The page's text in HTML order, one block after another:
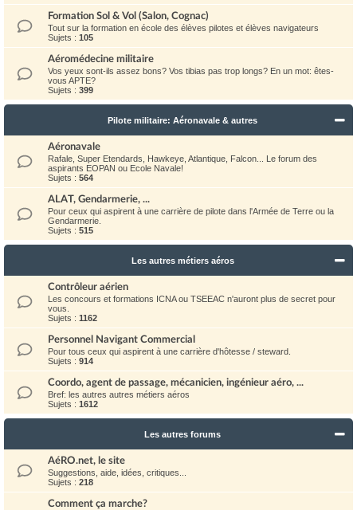
Formation Sol & Vol (Salon, Cognac)
Tout sur la formation en école des élèves pilotes et élèves navigateurs
Sujets : 105
Aéromédecine militaire
Vos yeux sont-ils assez bons? Vos tibias pas trop longs? En un mot: êtes-
vous APTE?
Sujets : 399
Pilote militaire: Aéronavale & autres
Aéronavale
Rafale, Super Etendards, Hawkeye, Atlantique, Falcon... Le forum des
aspirants EOPAN ou Ecole Navale!
Sujets : 564
ALAT, Gendarmerie, ...
Pour ceux qui aspirent à une carrière de pilote dans l'Armée de Terre ou la
Gendarmerie.
Sujets : 515
Les autres métiers aéros
Contrôleur aérien
Les concours et formations ICNA ou TSEEAC n'auront plus de secret pour
vous.
Sujets : 1162
Personnel Navigant Commercial
Pour tous ceux qui aspirent à une carrière d'hôtesse / steward.
Sujets : 914
Coordo, agent de passage, mécanicien, ingénieur aéro, ...
Bref: les autres autres métiers aéros
Sujets : 1612
Les autres forums
AéRO.net, le site
Suggestions, aide, idées, critiques...
Sujets : 218
Comment ça marche?